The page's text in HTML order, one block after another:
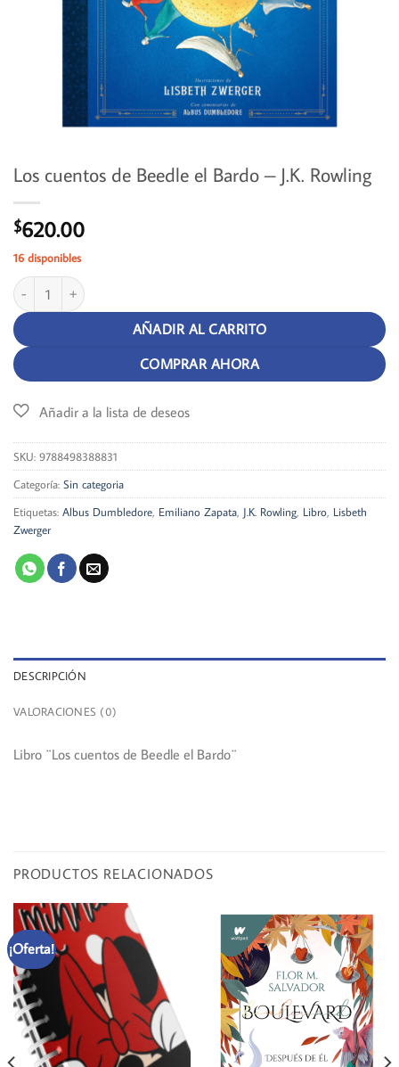
Los cuentos de Beedle el Bardo – J.K. Rowling
$620.00
16 disponibles
Los cuentos de Beedle el Bardo - J.K. Rowling cantidad
AÑADIR AL CARRITO
COMPRAR AHORA
SKU: 9788498388831
Categoría: Sin categoria
Etiquetas: Albus Dumbledore Emiliano Zapata J.K. Rowling Libro Lisbeth
Zwerger
DESCRIPCIÓN
VALORACIONES (0)
Libro ¨Los cuentos de Beedle el Bardo¨
PRODUCTOS RELACIONADOS
¡Oferta!